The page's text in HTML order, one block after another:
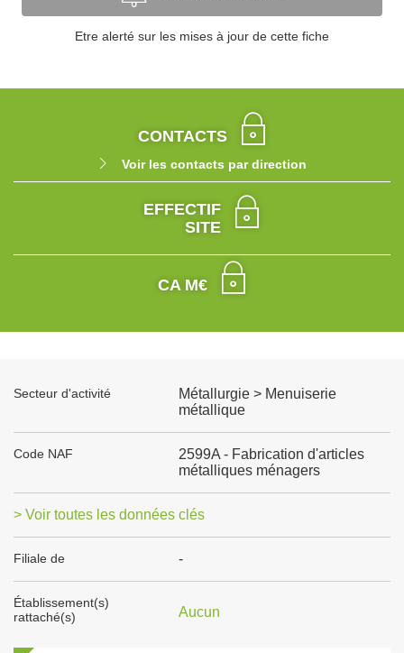
Etre alerté sur les mises à jour de cette fiche
CONTACTS
Voir les contacts par direction
EFFECTIF
SITE
CA M€
Secteur d'activité
Métallurgie > Menuiserie
métallique
Code NAF
2599A - Fabrication d'articles
métalliques ménagers
> Voir toutes les données clés
Filiale de -
Établissement(s)
rattaché(s)
Aucun